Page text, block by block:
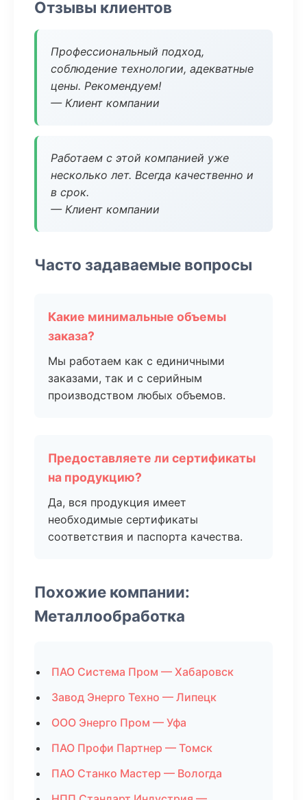
Отзывы клиентов
Профессиональный подход,
соблюдение технологии, адекватные
цены. Рекомендуем!
— Клиент компании
Работаем с этой компанией уже
несколько лет. Всегда качественно и
в срок.
— Клиент компании
Часто задаваемые вопросы
Какие минимальные объемы
заказа?
Мы работаем как с единичными
заказами, так и с серийным
производством любых объемов.
Предоставляете ли сертификаты
на продукцию?
Да, вся продукция имеет
необходимые сертификаты
соответствия и паспорта качества.
Похожие компании:
Металлообработка
ПАО Система Пром — Хабаровск
Завод Энерго Техно — Липецк
ООО Энерго Пром — Уфа
ПАО Профи Партнер — Томск
ПАО Станко Мастер — Вологда